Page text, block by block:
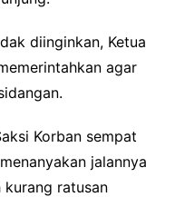
diinginkan, Ketua
agar
Korban sempat
jalannya
kurang ratusan